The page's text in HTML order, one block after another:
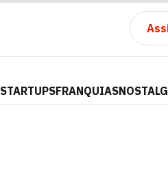
STARTUPSFRANQUIAS